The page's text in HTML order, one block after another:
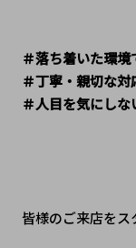
＃落ち着いた環境
＃丁寧・親切な対
＃人目を気にしな
皆様のご来店をス